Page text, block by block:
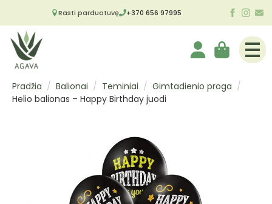
Rasti parduotuvę +370 656 97995
Pradžia Balionai Teminiai
Gimtadienio proga
Helio balionas – Happy Birthday juodi